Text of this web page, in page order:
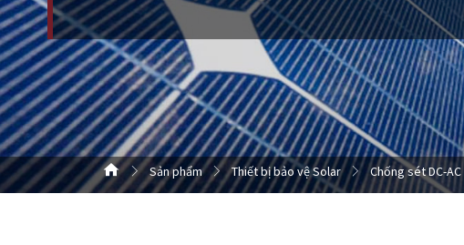
Sản phẩm Thiết bị bảo vệ Solar Chống sét DC-AC